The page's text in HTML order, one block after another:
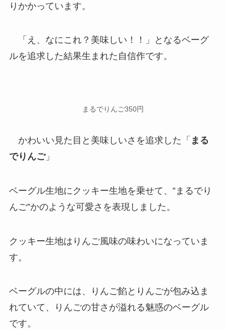
りかかっています。
「え、なにこれ？美味しい！！」となるベーグ
ルを追求した結果生まれた自信作です。
まるでりんご350円
かわいい見た目と美味しいさを追求した「 まる
でりんご」
ベーグル生地にクッキー生地を乗せて、”まるでり
んご”かのような可愛さを表現しました。
クッキー生地はりんご風味の味わいになっていま
す。
ベーグルの中には、りんご餡とりんごが包み込ま
れていて、りんごの甘さが溢れる魅惑のベーグル
です。